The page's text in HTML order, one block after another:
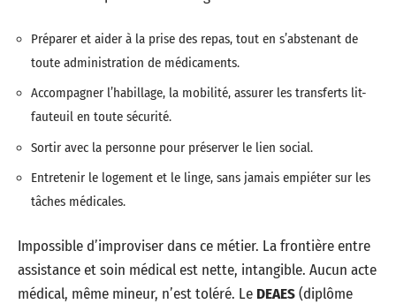
Préparer et aider à la prise des repas, tout en s’abstenant de
toute administration de médicaments.
Accompagner l’habillage, la mobilité, assurer les transferts lit-
fauteuil en toute sécurité.
Sortir avec la personne pour préserver le lien social.
Entretenir le logement et le linge, sans jamais empiéter sur les
tâches médicales.
Impossible d’improviser dans ce métier. La frontière entre
assistance et soin médical est nette, intangible. Aucun acte
médical, même mineur, n’est toléré. Le DEAES(diplôme